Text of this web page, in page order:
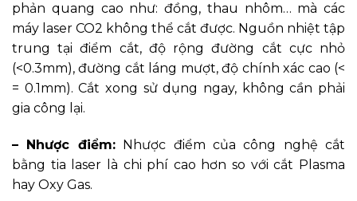
phản quang cao như: đồng, thau nhôm… mà các
máy laser CO2 không thể cắt được. Nguồn nhiệt tập
trung tại điểm cắt, độ rộng đường cắt cực nhỏ
(<0.3mm), đường cắt láng mượt, độ chính xác cao (<
= 0.1mm). Cắt xong sử dụng ngay, không cần phải
gia công lại.
– Nhược điểm:Nhược điểm của công nghệ cắt
bằng tia laser là chi phí cao hơn so với cắt Plasma
hay Oxy Gas.